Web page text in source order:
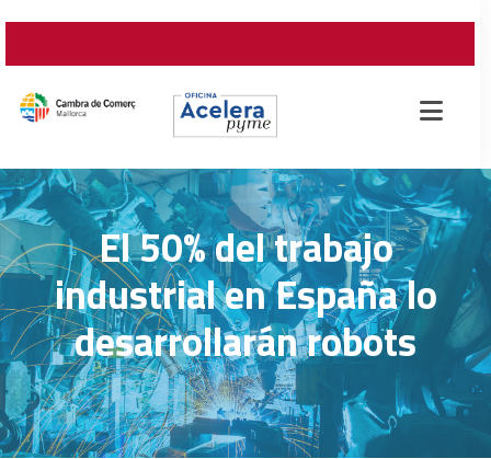
El 50% del trabajo
industrial en España lo
desarrollarán robots